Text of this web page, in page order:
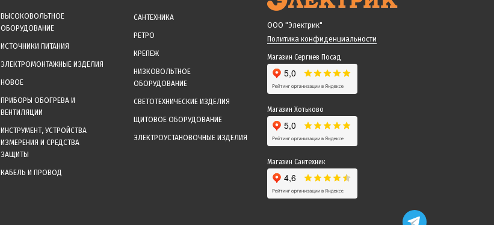
ВЫСОКОВОЛЬТНОЕ
ОБОРУДОВАНИЕ
ИСТОЧНИКИ ПИТАНИЯ
ЭЛЕКТРОМОНТАЖНЫЕ ИЗДЕЛИЯ
НОВОЕ
ПРИБОРЫ ОБОГРЕВА И
ВЕНТИЛЯЦИИ
ИНСТРУМЕНТ, УСТРОЙСТВА
ИЗМЕРЕНИЯ И СРЕДСТВА
ЗАЩИТЫ
КАБЕЛЬ И ПРОВОД
САНТЕХНИКА
РЕТРО
КРЕПЕЖ
НИЗКОВОЛЬТНОЕ
ОБОРУДОВАНИЕ
СВЕТОТЕХНИЧЕСКИЕ ИЗДЕЛИЯ
ЩИТОВОЕ ОБОРУДОВАНИЕ
ЭЛЕКТРОУСТАНОВОЧНЫЕ ИЗДЕЛИЯ
ООО "Электрик"
Политика конфиденциальности
Магазин Сергиев Посад
Магазин Хотьково
Магазин Сантехник